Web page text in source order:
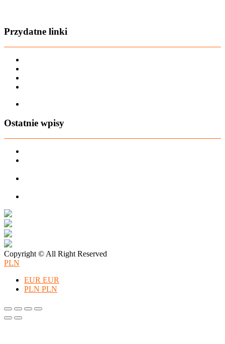
Przydatne linki
Ostatnie wpisy
Copyright © All Right Reserved
PLN
EUR EUR
PLN PLN